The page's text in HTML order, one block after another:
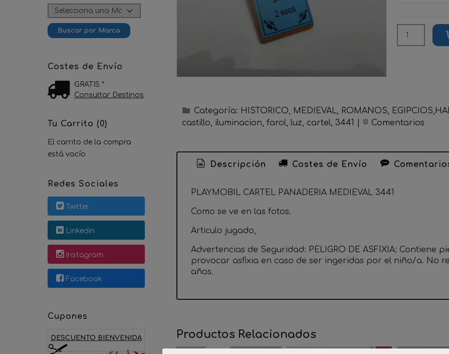
Costes de Envío
GRATIS *
Consultar Destinos
Tu Carrito (0)
El carrito de la compra
está vacío
Redes Sociales
Twitter
Linkedin
Instagram
Facebook
Cupones
DESCUENTO BIENVENIDA
Categoría: HISTORICO, MEDIEVAL, ROMANOS,
castillo
iluminacion farol luz cartel 3441 Comentarios
Descripción Costes de Envío
PLAYMOBIL CARTEL PANADERIA MEDIEVAL 3441
Como se ve en las fotos.
Articulo jugado,
Advertencias de Seguridad: PELIGRO DE ASFIXIA: Contiene
provocar asfixia en caso de ser ingeridas por el niño/a. No
años.
Productos Relacionados